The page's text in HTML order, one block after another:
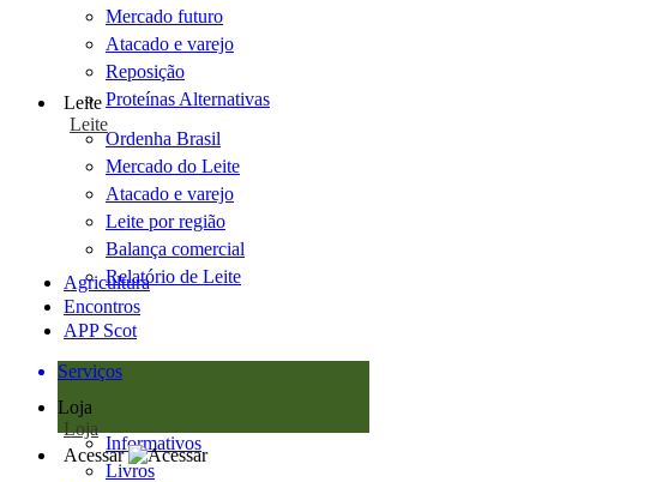
Mercado futuro
Atacado e varejo
Reposição
Proteínas Alternativas
Leite
Leite
Ordenha Brasil
Mercado do Leite
Atacado e varejo
Leite por região
Balança comercial
Relatório de Leite
Agricultura
Encontros
APP Scot
Serviços
Loja
Loja
Informativos
Livros
Acessar